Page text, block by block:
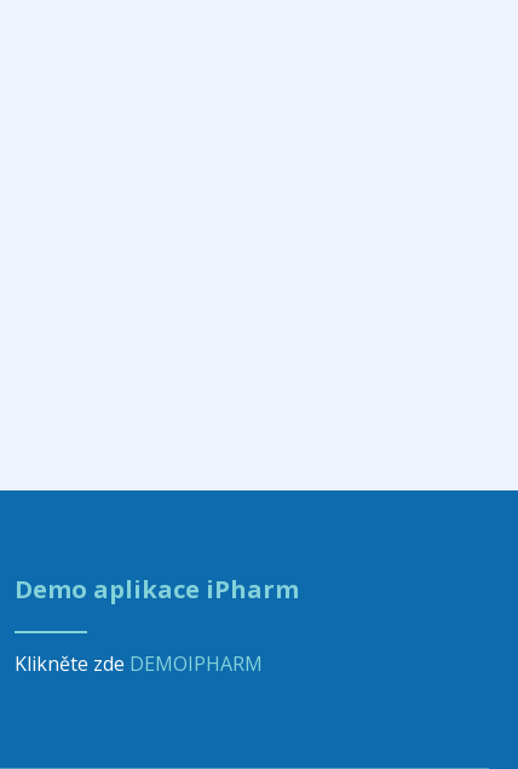
Demo aplikace iPharm
Klikněte zde DEMOIPHARM